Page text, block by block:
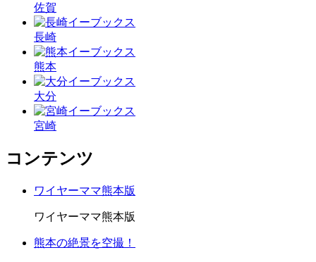
佐賀
長崎
熊本
大分
宮崎
コンテンツ
ワイヤーママ熊本版
ワイヤーママ熊本版
熊本の絶景を空撮！